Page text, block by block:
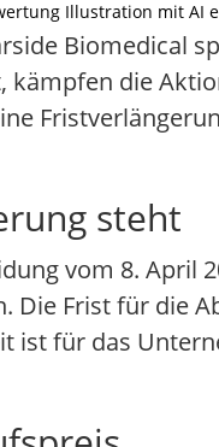
Illustration mit
Biomedical
die
steht
vom 8. April
Die Frist für die
ist für das